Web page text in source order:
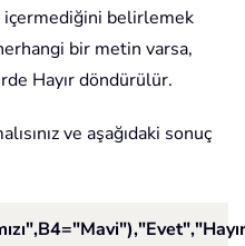
içermediğini belirlemek
bir metin varsa,
Hayır döndürülür.
ve aşağıdaki sonuç